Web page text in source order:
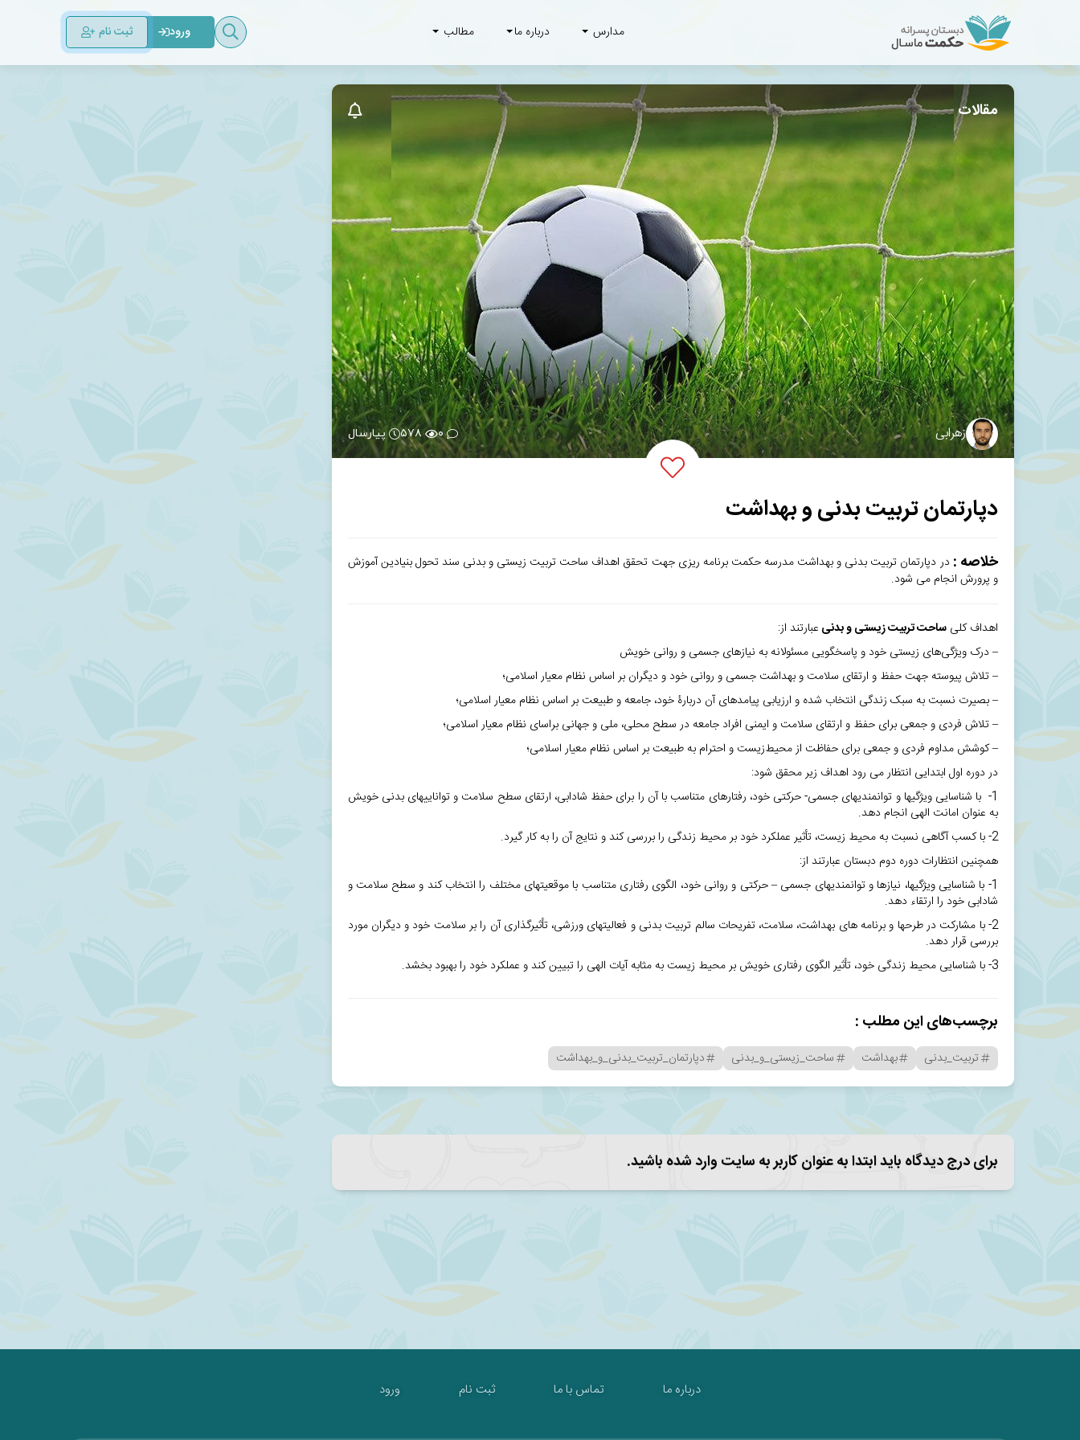
مدارس درباره ما مطالب ورود ثبت نام
مقالات
زهرابی ۰ ۵۷۸ پیارسال
دپارتمان تربیت بدنی و بهداشت
خلاصه : در دپارتمان تربیت بدنی و بهداشت مدرسه حکمت برنامه ریزی جهت تحقق اهداف ساحت تربیت زیستی و بدنی سند تحول بنیادین آموزش
و پرورش انجام می شود.
اهداف کلیساحت تربیت زیستی و بدنی عبارتند از:
– درک ویژگی‌های زیستی خود و پاسخ­گویی مسئولانه به نیازهای جسمی و روانی خویش
– تلاش پیوسته جهت حفظ و ارتقای سلامت و بهداشت جسمی و روانی خود و دیگران بر اساس نظام معیار اسلامی؛
– بصیرت نسبت به سبک زندگی انتخاب شده و ارزیابی پیامدهای آن دربارۀ خود، جامعه و طبیعت بر اساس نظام معیار اسلامی؛
– تلاش فردی و جمعی برای حفظ و ارتقای سلامت و ایمنی افراد جامعه در سطح محلی، ملی و جهانی براسای نظام معیار اسلامی؛
– کوشش مداوم فردی و جمعی برای حفاظت از محیط‌زیست و احترام به طبیعت بر اساس نظام معیار اسلامی؛
در دوره اول ابتدایی انتظار می رود اهداف زیر محقق شود:
1- با شناسایی ویژگی­ها و توانمندی­های جسمی- حرکتی خود، رفتارهای متناسب با آن را برای حفظ شادابی، ارتقای سطح سلامت و توانایی­های بدنی خویش
به عنوان امانت الهی انجام دهد.
2- با کسب آگاهی نسبت به محیط زیست، تأثیر عملکرد خود بر محیط زندگی را بررسی کند و نتایج آن را به کار گیرد.
همچنین انتظارات دوره دوم دبستان عبارتند از:
1- با شناسایی ویژگی­ها، نیازها و توانمندی­های جسمی – حرکتی و روانی خود، الگوی رفتاری متناسب با موقعیت­های مختلف را انتخاب کند و سطح سلامت و
شادابی خود را ارتقاء دهد.
2- با مشارکت در طرح­ها و برنامه­ های بهداشت، سلامت، تفریحات سالم تربیت بدنی و فعالیت­های ورزشی، تأثیرگذاری آن را بر سلامت خود و دیگران مورد
بررسی قرار دهد.
3- با شناسایی محیط زندگی خود، تأثیر الگوی رفتاری خویش بر محیط زیست به مثابه آیات الهی را تبیین کند و عملکرد خود را بهبود بخشد.
برچسب‌های این مطلب :
تربیت_بدنی بهداشت ساحت_زیستی_و_بدنی دپارتمان_تربیت_بدنی_و_بهداشت
برای درج دیدگاه باید ابتدا به عنوان کاربر به سایت وارد شده باشید.
درباره ما تماس با ما ثبت نام ورود